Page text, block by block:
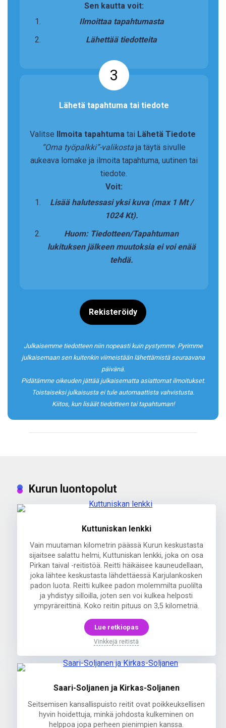
Sen kautta voit:
Ilmoittaa tapahtumasta
Lähettää tiedotteita
3
Lähetä tapahtuma tai tiedote
Valitse Ilmoita tapahtuma tai Lähetä Tiedote
“Oma työpalkki”-valikosta ja täytä sivulle
aukeava lomake ja ilmoita tapahtuma, uutinen tai
tiedote.
Voit:
Lisää halutessasi yksi kuva (max 1 Mt /
1024 Kt).
Huom: Tiedotteen/Tapahtuman
lukituksen jälkeen muutoksia ei voi enää
tehdä.
Rekisteröidy
Julkaisemme tiedotteen niin nopeasti kuin pystymme. Pyrimme
julkaisemaan sen kuitenkin viimeistään lähettämistä seuraavana
päivänä.
Pidätämme oikeuden jättää julkaisematta asiattomat ilmoitukset.
Toistaiseksi julkaisusta ei tule automaattista vahvistusta.
Kiitos, kun lisäät tiedotteen tai tapahtuman!
Kurun luontopolut
Kuttuniskan lenkki
Vain muutaman kilometrin päässä Kurun keskustasta
sijaitsee salattu helmi, Kuttuniskan lenkki, joka on osa
Pirkan taival -reitistöä. Reitti häikäisee kauneudellaan,
joka lähtee keskustasta lähdettäessä Karjulankosken
padon luota. Reitti kulkee padon molemmilta puolilta
ja yhdistyy silloilla, joten sen voi kulkea helposti
ympyräreittinä. Koko reitin pituus on 3,5 kilometriä.
Lue retkiopas
Vinkkejä reitistä
Saari-Soljanen ja Kirkas-Soljanen
Seitsemisen kansallispuisto reitit ovat poikkeuksellisen
hyvin hoidettuja, minkä johdosta kulkeminen on
helppoa jopa perheen pienimpien kanssa.